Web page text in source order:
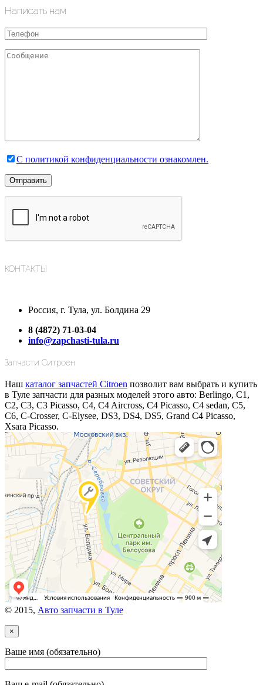
Написать нам
С политикой конфиденциальности ознакомлен.
КОНТАКТЫ
Россия, г. Тула, ул. Болдина 29
8 (4872) 71-03-04
info@zapchasti-tula.ru
Запчасти Ситроен
Наш каталог запчастей Citroen позволит вам выбрать и купить
в Туле запчасти для разных моделей этого авто: Berlingo, C1,
C2, C3, C3 Picasso, C4, C4 Aircross, C4 Picasso, C4 sedan, C5,
C6, C-Crosser, C-Elysee, DS3, DS4, DS5, Grand C4 Picasso,
Xsara Picasso.
© 2015, Авто запчасти в Туле
×
Ваше имя (обязательно)